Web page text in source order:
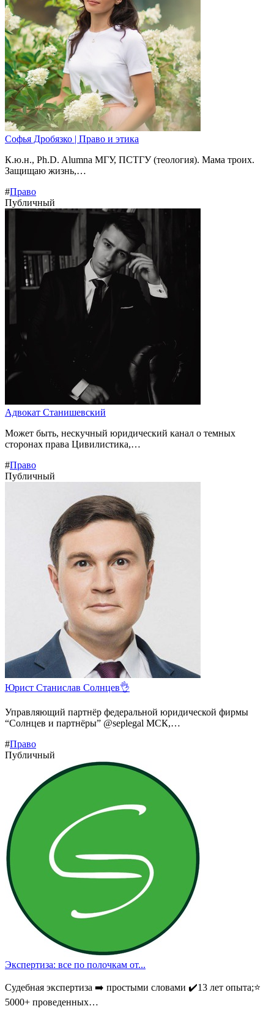
Софья Дробязко | Право и этика
К.ю.н., Ph.D. Alumna МГУ, ПСТГУ (теология). Мама троих.
Защищаю жизнь,…
#Право
Публичный
Адвокат Станишевский
Может быть, нескучный юридический канал о темных
сторонах права Цивилистика,…
#Право
Публичный
Юрист Станислав Солнцев👌
Управляющий партнёр федеральной юридической фирмы
“Солнцев и партнёры” @seplegal МСК,…
#Право
Публичный
Экспертиза: все по полочкам от...
Судебная экспертиза ➡️ простыми словами ✔️13 лет опыта;⭐
5000+ проведенных…